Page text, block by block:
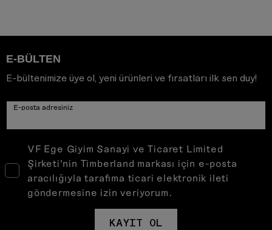
E-BÜLTEN
E-bültenimize üye ol, yeni ürünleri ve fırsatları ilk sen duy!
E-posta adresiniz
VF Ege Giyim Sanayi ve Ticaret Limited
Şirketi’nin Timberland markası için e-posta
aracılığıyla tarafıma ticari elektronik ileti
göndermesine izin veriyorum.
KAYIT OL